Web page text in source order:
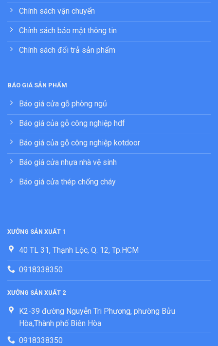
Chính sách vận chuyển
Chính sách bảo mật thông tin
Chính sách đổi trả sản phẩm
BÁO GIÁ SẢN PHẨM
Báo giá cửa gỗ phòng ngủ
Báo giá của gỗ công nghiệp hdf
Báo giá của gỗ công nghiệp kotdoor
Báo giá cửa nhựa nhà vệ sinh
Báo giá cửa thép chống cháy
XƯỞNG SẢN XUẤT 1
40 TL 31, Thạnh Lộc, Q. 12, Tp.HCM
0918338350
XƯỞNG SẢN XUẤT 2
K2-39 đường Nguyễn Tri Phương, phường Bửu
Hòa,Thành phố Biên Hòa
0918338350